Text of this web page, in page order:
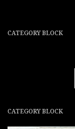
CATEGORY BLOCK
CATEGORY BLOCK